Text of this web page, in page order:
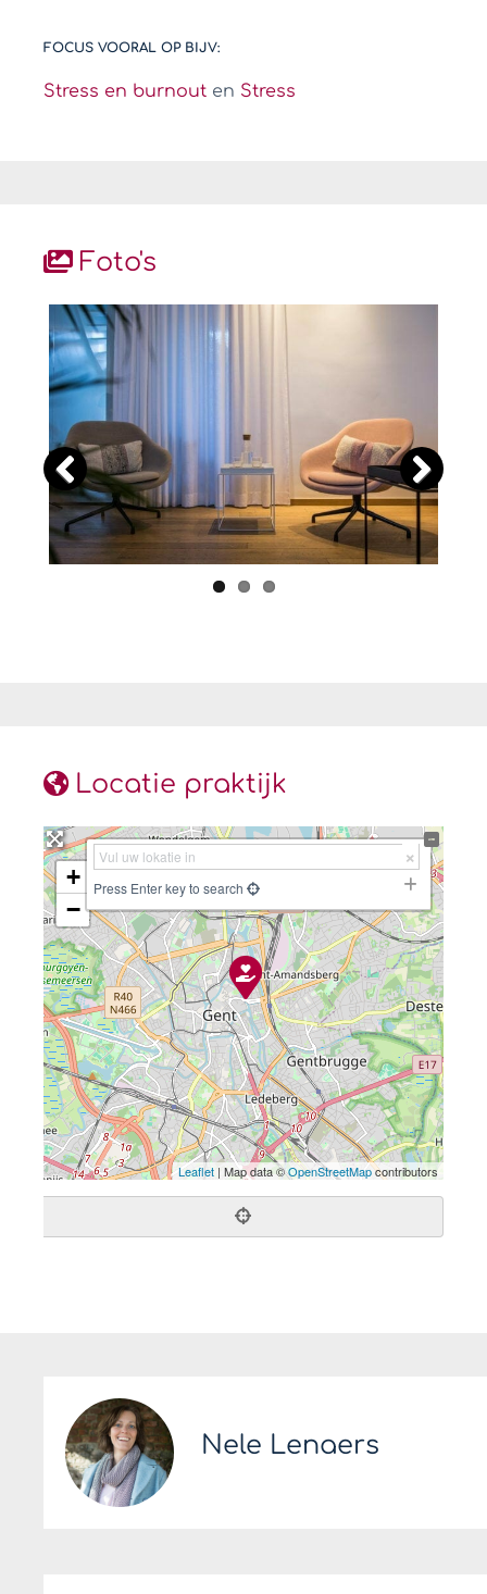
FOCUS VOORAL OP BIJV:
Stress en burnout en Stress
Foto's
Locatie praktijk
+
−
Press Enter key to search
Leaflet | Map data ©OpenStreetMapcontributors
Nele Lenaers